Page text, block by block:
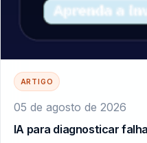
ARTIGO
05 de agosto de 2026
IA para diagnosticar